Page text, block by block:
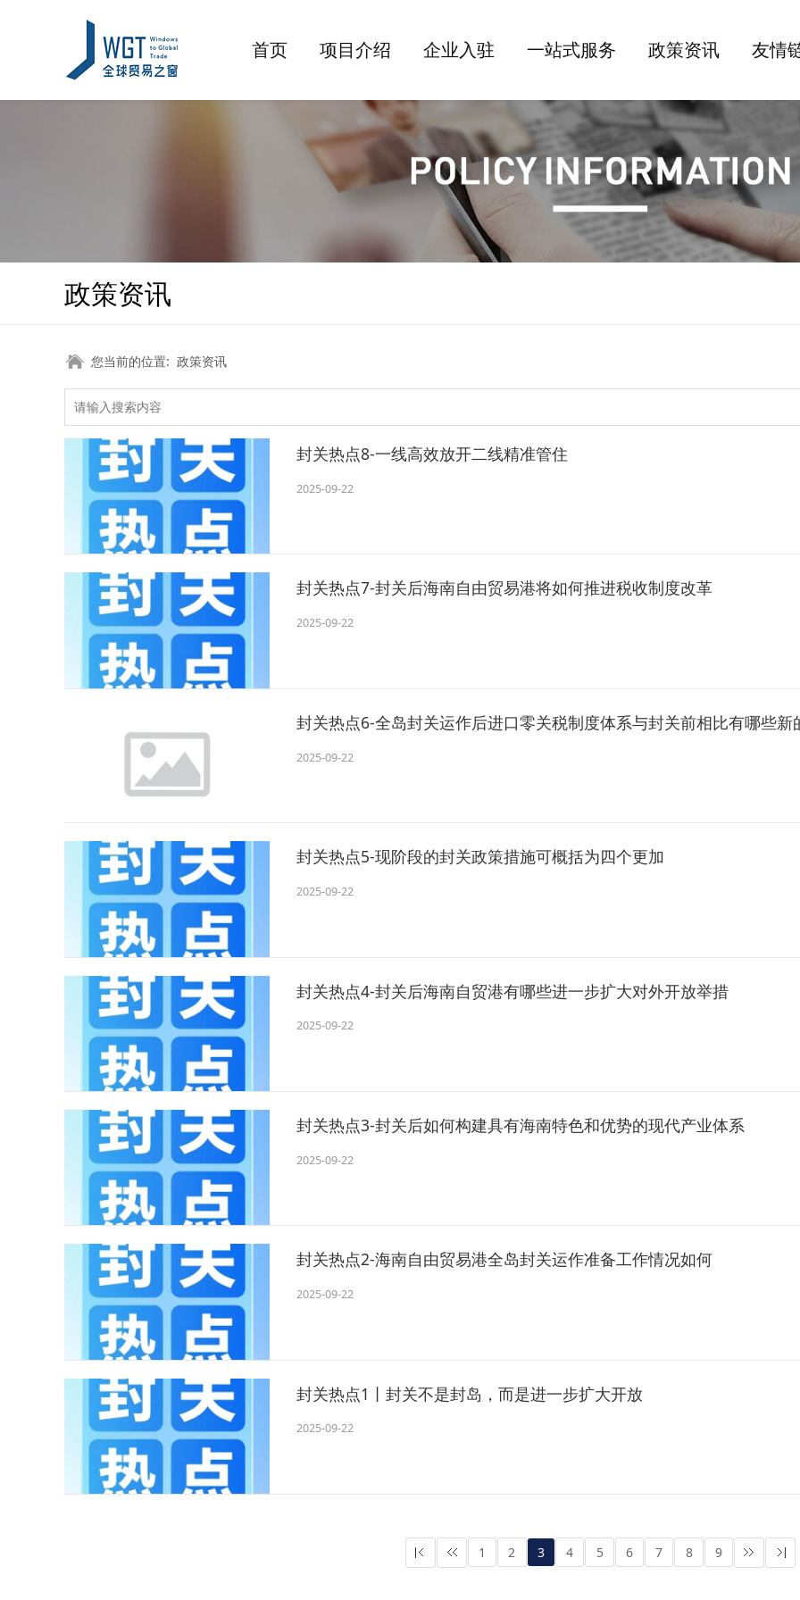
首页 项目介绍 企业入驻 一站式服务 政策资讯 友情
政策资讯
您当前的位置: 政策资讯
封关热点8-一线高效放开二线精准管住
2025-09-22
封关热点7-封关后海南自由贸易港将如何推进税收制度改革
2025-09-22
封关热点6-全岛封关运作后进口零关税制度体系与封关前相比有哪些新
2025-09-22
封关热点5-现阶段的封关政策措施可概括为四个更加
2025-09-22
封关热点4-封关后海南自贸港有哪些进一步扩大对外开放举措
2025-09-22
封关热点3-封关后如何构建具有海南特色和优势的现代产业体系
2025-09-22
封关热点2-海南自由贸易港全岛封关运作准备工作情况如何
2025-09-22
封关热点1丨封关不是封岛，而是进一步扩大开放
2025-09-22
1 2 3 4 5 6 7 8 9